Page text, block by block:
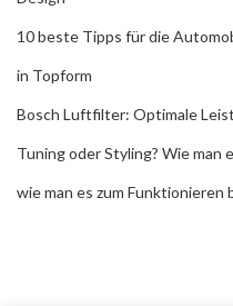
10 beste Tipps für die
in Topform
Bosch Luftfilter: Optimale
Tuning oder Styling? Wie man
wie man es zum Funktionieren